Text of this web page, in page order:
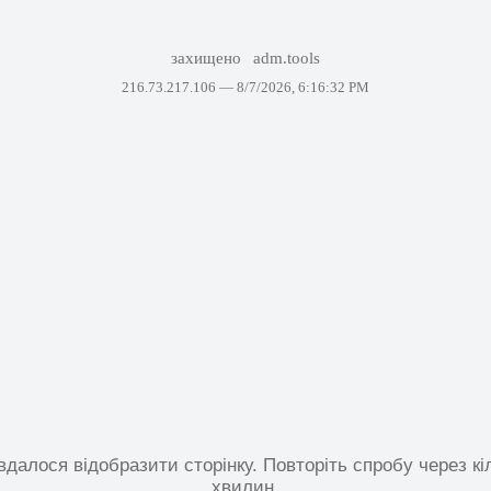
захищено adm.tools
216.73.217.106 — 8/7/2026, 6:16:32 PM
відобразити сторінку. Повторіть спробу через